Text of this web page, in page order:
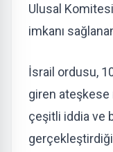
Ulusal
imkanı
İsrail ordusu,
giren
çeşitli iddia ve
gerçekleştirdiği